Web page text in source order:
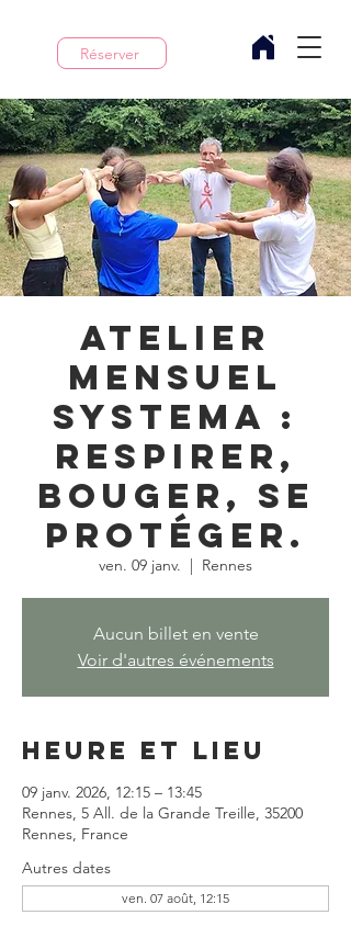
Réserver
Atelier
mensuel
Systema :
respirer,
bouger, se
protéger.
ven. 09 janv.
  |
Rennes
Aucun billet en vente
Voir d'autres événements
Heure et lieu
09 janv. 2026, 12:15 – 13:45
Rennes, 5 All. de la Grande Treille, 35200
Rennes, France
Autres dates
ven. 07 août, 12:15